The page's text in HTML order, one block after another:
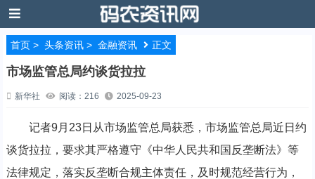
首页> 头条资讯> 金融资讯 正文
市场监管总局约谈货拉拉
新华社 阅读：216 2025-09-23
记者9月23日从市场监管总局获悉，市场监管总局近日约
谈货拉拉，要求其严格遵守《中华人民共和国反垄断法》等
法律规定，落实反垄断合规主体责任，及时规范经营行为，